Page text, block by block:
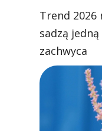
Trend 2026
sadzą
zachwyca